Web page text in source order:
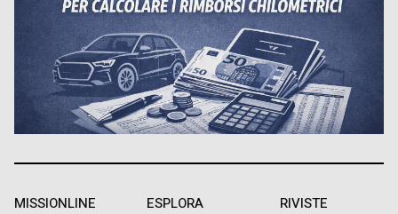
MISSIONLINE ESPLORA RIVISTE